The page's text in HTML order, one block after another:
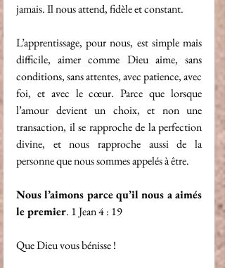
jamais. Il nous attend, fidèle et constant.
L’apprentissage, pour nous, est simple mais
difficile, aimer comme Dieu aime, sans
conditions, sans attentes, avec patience, avec
foi, et avec le cœur. Parce que lorsque
l’amour devient un choix, et non une
transaction, il se rapproche de la perfection
divine, et nous rapproche aussi de la
personne que nous sommes appelés à être.
Nous l’aimons parce qu’il nous a aimés
le premier. 1 Jean 4 : 19
Que Dieu vous bénisse !